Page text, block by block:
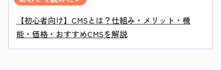
【初心者向け】CMSとは？仕組み・メリット・機
能・価格・おすすめCMSを解説